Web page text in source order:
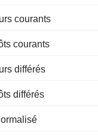
courants
courants
différés
différés